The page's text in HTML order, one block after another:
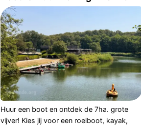
Huur een boot en ontdek de 7ha. grote
vijver! ​Kies jij voor een roeiboot, kayak,